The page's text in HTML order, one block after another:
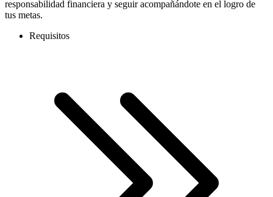
responsabilidad financiera y seguir acompañándote en el logro de
tus metas.
Requisitos